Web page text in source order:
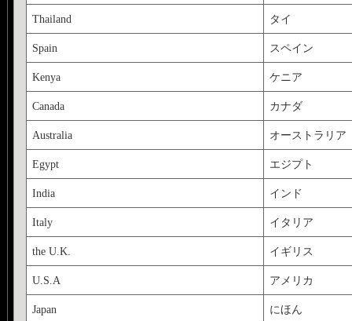
Thailand タイ
Spain スペイン
Kenya ケニア
Canada カナダ
Australia オーストラリア
Egypt エジプト
India インド
Italy イタリア
the U.K. イギリス
U.S.A アメリカ
Japan にほん